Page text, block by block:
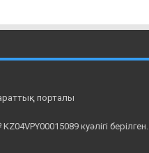
порталы
куәлігі берілген.